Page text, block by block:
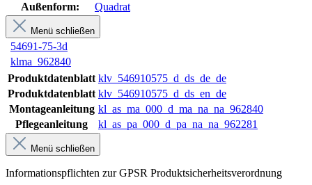
Außenform:
Quadrat
Menü schließen
54691-75-3d
klma_962840
Produktdatenblatt klv_546910575_d_ds_de_de
Produktdatenblatt klv_546910575_d_ds_en_de
Montageanleitung kl_as_ma_000_d_ma_na_na_962840
Pflegeanleitung
kl_as_pa_000_d_pa_na_na_962281
Menü schließen
Informationspflichten zur GPSR Produktsicherheitsverordnung